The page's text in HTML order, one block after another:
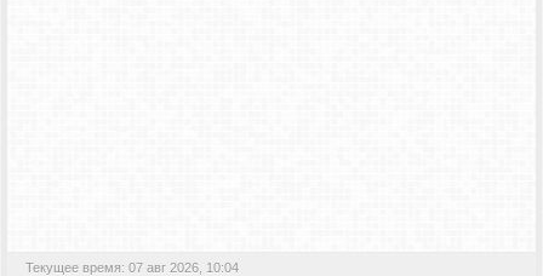
Текущее время: 07 авг 2026, 10:04